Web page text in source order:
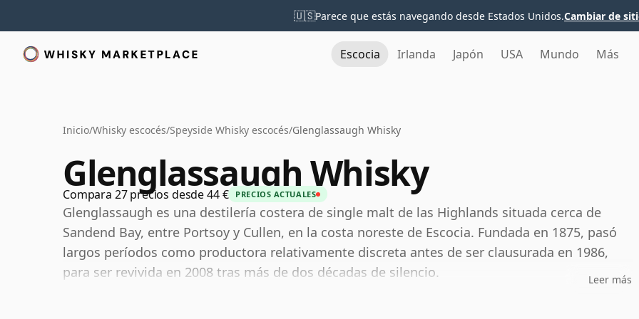
🇺🇸Parece que estás navegando desde Estados Unidos.Cambiar de
Escocia Irlanda Japón USA Mundo Más
Inicio/Whisky escocés/Speyside Whisky escocés/Glenglassaugh Whisky
Glenglassaugh Whisky
Compara 27 precios desde 44 € PRECIOS ACTUALES
Glenglassaugh es una destilería costera de single malt de las Highlands situada cerca de
Sandend Bay, entre Portsoy y Cullen, en la costa noreste de Escocia. Fundada en 1875, pasó
largos períodos como productora relativamente discreta antes de ser clausurada en 1986,
para ser revivida en 2008 tras más de dos décadas de silencio.
Leer más